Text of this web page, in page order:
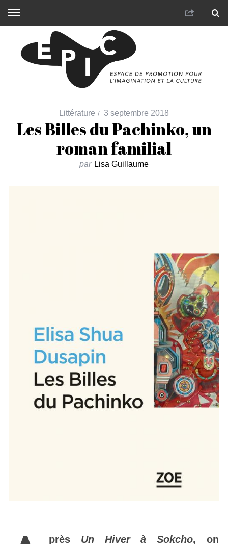
Littérature 3 septembre 2018
Les Billes du Pachinko, un
roman familial
par Lisa Guillaume
près Un Hiver à Sokcho, on